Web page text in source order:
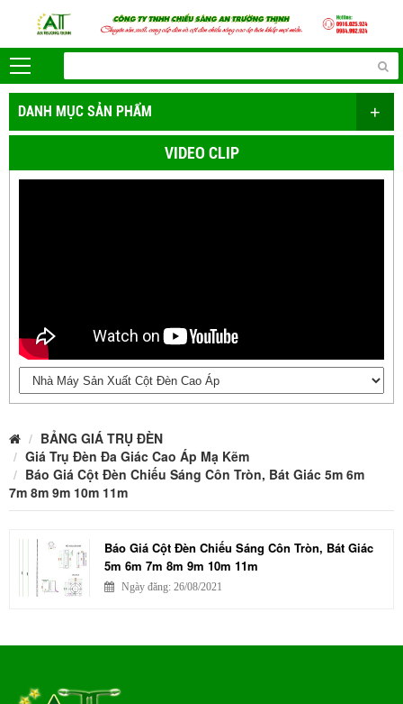
DANH MỤC SẢN PHẨM +
VIDEO CLIP
BẢNG GIÁ TRỤ ĐÈN
Giá Trụ Đèn Đa Giác Cao Áp Mạ Kẽm
Báo Giá Cột Đèn Chiếu Sáng Côn Tròn, Bát Giác 5m 6m
7m 8m 9m 10m 11m
Báo Giá Cột Đèn Chiếu Sáng Côn Tròn, Bát Giác
5m 6m 7m 8m 9m 10m 11m
Ngày đăng: 26/08/2021